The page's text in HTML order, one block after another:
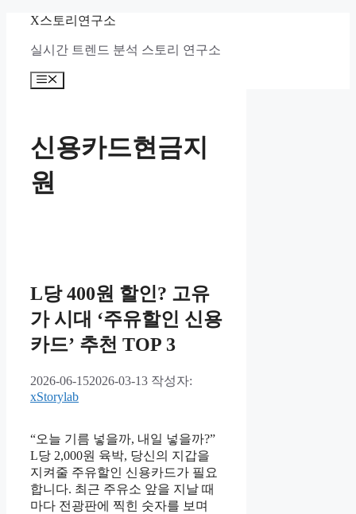
X스토리연구소
실시간 트렌드 분석 스토리 연구소
메
신용카드현금지
원
L당 400원 할인? 고유
가 시대 ‘주유할인 신용
카드’ 추천 TOP 3
2026-06-152026-03-13 작성자:
xStorylab
“오늘 기름 넣을까, 내일 넣을까?”
L당 2,000원 육박, 당신의 지갑을
지켜줄 주유할인 신용카드가 필요
합니다. 최근 주유소 앞을 지날 때
마다 전광판에 찍힌 숫자를 보며